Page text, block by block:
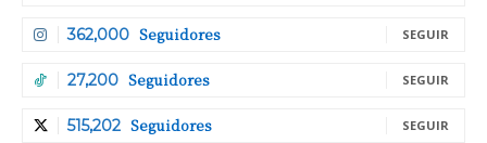
362,000 Seguidores SEGUIR
27,200 Seguidores SEGUIR
515,202 Seguidores SEGUIR